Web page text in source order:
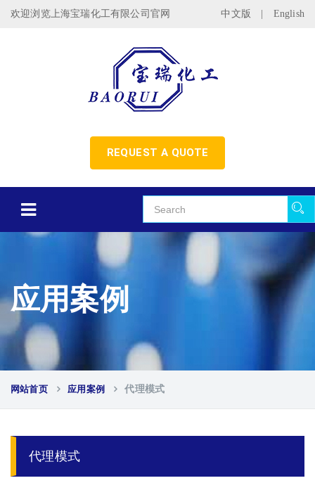
欢迎浏览上海宝瑞化工有限公司官网 中文版 English
REQUEST A QUOTE
应用案例
网站首页 应用案例 代理模式
代理模式